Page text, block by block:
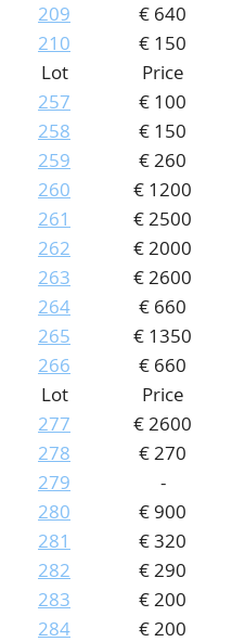
209
€ 640
210
€ 150
Lot
Price
257
€ 100
258
€ 150
259
€ 260
260
€ 1200
261
€ 2500
262
€ 2000
263
€ 2600
264
€ 660
265
€ 1350
266
€ 660
Lot
Price
277
€ 2600
278
€ 270
279
-
280
€ 900
281
€ 320
282
€ 290
283
€ 200
284
€ 200